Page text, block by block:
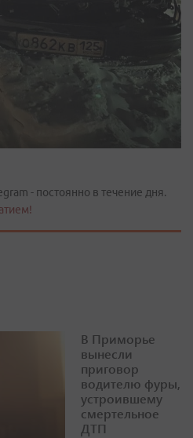
- постоянно в течение дня.
В Приморье
вынесли
приговор
водителю фуры,
устроившему
смертельное
ДТП